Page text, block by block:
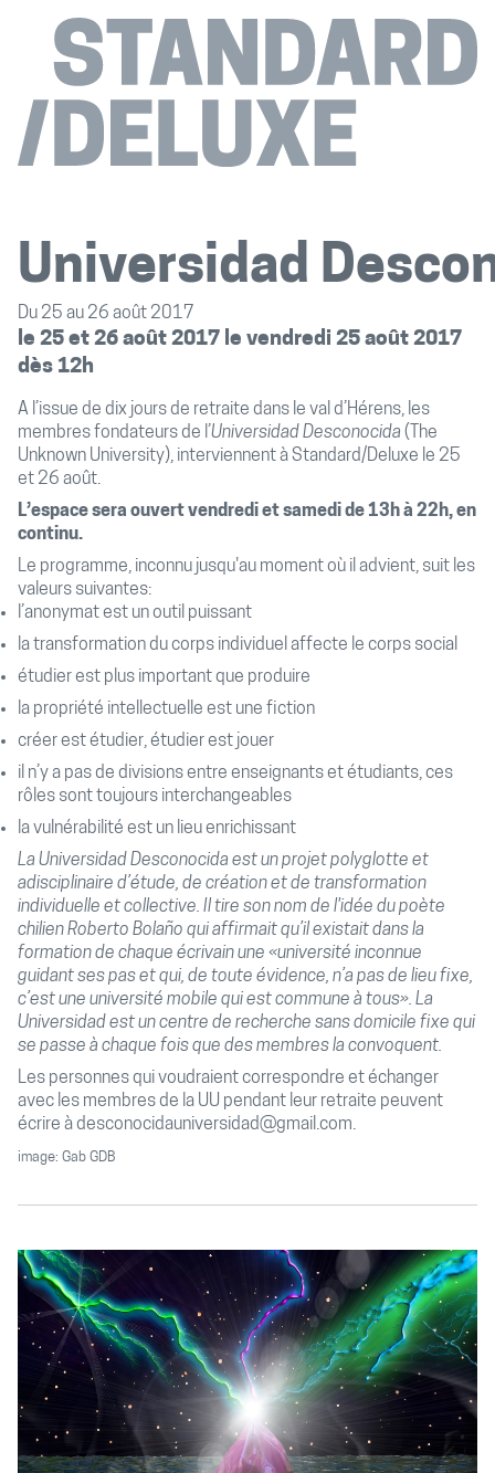
Universidad
Du 25 au 26 août 2017
le 25 et 26 août 2017 le vendredi 25 août 2017
dès 12h
A l’issue de dix jours de retraite dans le val d’Hérens, les
membres fondateurs de l’ Universidad Desconocida (The
Unknown University), interviennent à Standard/Deluxe le 25
et 26 août.
L’espace sera ouvert vendredi et samedi de 13h à 22h, en
continu.
Le programme, inconnu jusqu'au moment où il advient, suit les
valeurs suivantes:
l’anonymat est un outil puissant
la transformation du corps individuel affecte le corps social​
étudier est plus important que produire
la propriété intellectuelle est une fiction
créer est étudier, étudier est jouer
il n’y a pas de divisions entre enseignants et étudiants, ces
rôles sont toujours interchangeables
la vulnérabilité est un lieu enrichissant
La Universidad Desconocida est un projet polyglotte et
adisciplinaire d’étude, de création et de transformation
individuelle et collective. Il tire son nom de l'idée du poète
chilien Roberto Bolaño qui affirmait qu’il existait dans la
formation de chaque écrivain une «université inconnue
guidant ses pas et qui, de toute évidence, n’a pas de lieu fixe,
c’est une université mobile qui est commune à tous». La
Universidad est un centre de recherche sans domicile fixe qui
se passe à chaque fois que des membres la convoquent.
Les personnes qui voudraient correspondre et échanger
avec les membres de la UU pendant leur retraite peuvent
écrire àdesconocidauniversidad@gmail.com.
image: Gab GDB